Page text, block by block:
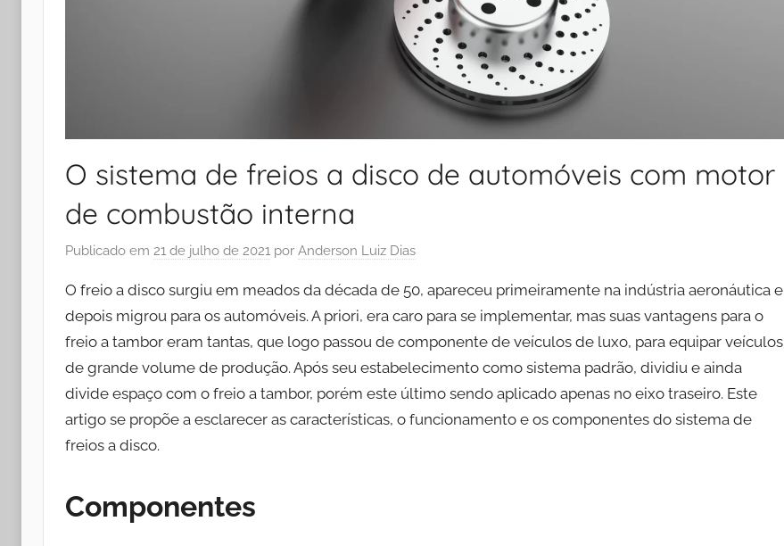
O sistema de freios a disco de automóveis com motor
de combustão interna
Publicado em 21 de julho de 2021 por Anderson Luiz Dias
O freio a disco surgiu em meados da década de 50, apareceu primeiramente na indústria aeronáutica e
depois migrou para os automóveis. A priori, era caro para se implementar, mas suas vantagens para o
freio a tambor eram tantas, que logo passou de componente de veículos de luxo, para equipar veículos
de grande volume de produção. Após seu estabelecimento como sistema padrão, dividiu e ainda
divide espaço com o freio a tambor, porém este último sendo aplicado apenas no eixo traseiro. Este
artigo se propõe a esclarecer as características, o funcionamento e os componentes do sistema de
freios a disco.
Componentes